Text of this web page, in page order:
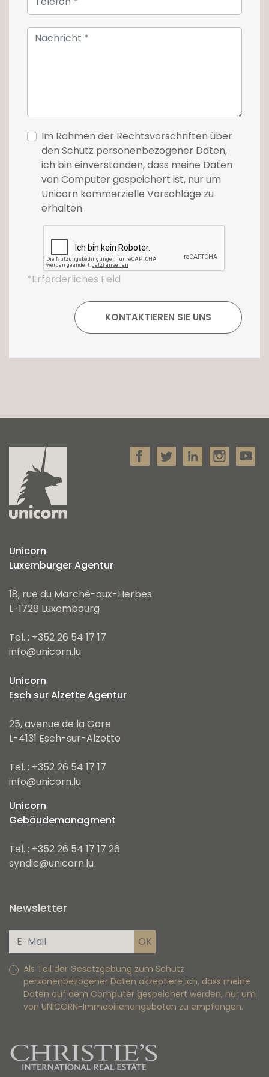
Im Rahmen der Rechtsvorschriften über
den Schutz personenbezogener Daten,
ich bin einverstanden, dass meine Daten
von Computer gespeichert ist, nur um
Unicorn kommerzielle Vorschläge zu
erhalten.
*Erforderliches Feld
Unicorn
Luxemburger Agentur
18, rue du Marché-aux-Herbes
L-1728 Luxembourg
Tel. : +352 26 54 17 17
info@unicorn.lu
Unicorn
Esch sur Alzette Agentur
25, avenue de la Gare
L-4131 Esch-sur-Alzette
Tel. : +352 26 54 17 17
info@unicorn.lu
Unicorn
Gebäudemanagment
Tel. : +352 26 54 17 17 26
syndic@unicorn.lu
Newsletter
Als Teil der Gesetzgebung zum Schutz
personenbezogener Daten akzeptiere ich, dass meine
Daten auf dem Computer gespeichert werden, nur um
von UNICORN-Immobilienangeboten zu empfangen.